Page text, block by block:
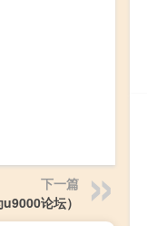
下一篇
论坛）